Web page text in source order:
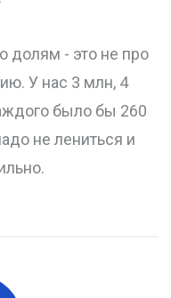
долям - это не про
У нас 3 млн, 4
было бы 260
не лениться и